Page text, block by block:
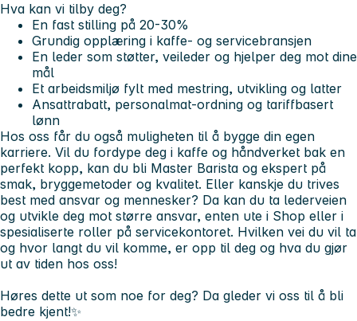
Hva kan vi tilby deg?
En fast stilling på 20-30%
Grundig opplæring i kaffe- og servicebransjen
En leder som støtter, veileder og hjelper deg mot dine
mål
Et arbeidsmiljø fylt med mestring, utvikling og latter
Ansattrabatt, personalmat-ordning og tariffbasert
lønn
Hos oss får du også muligheten til å bygge din egen
karriere. Vil du fordype deg i kaffe og håndverket bak en
perfekt kopp, kan du bli Master Barista og ekspert på
smak, bryggemetoder og kvalitet. Eller kanskje du trives
best med ansvar og mennesker? Da kan du ta lederveien
og utvikle deg mot større ansvar, enten ute i Shop eller i
spesialiserte roller på servicekontoret. Hvilken vei du vil ta
og hvor langt du vil komme, er opp til deg og hva du gjør
ut av tiden hos oss!
Høres dette ut som noe for deg? Da gleder vi oss til å bli
bedre kjent!✨